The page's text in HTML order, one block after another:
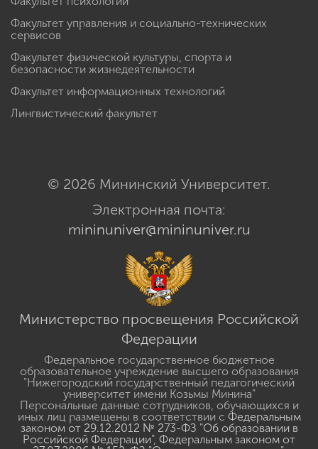
Факультет управления и социально-технических
сервисов
Факультет физической культуры, спорта и
безопасности жизнедеятельности
Факультет информационных технологий
Лингвистический факультет
© 2026 Мининский Университет.
Электронная почта:
mininuniver@mininuniver.ru
Министерство просвещения Российской
Федерации
Федеральное государственное бюджетное
образовательное учреждение высшего образования
"Нижегородский государственный педагогический
университет имени Козьмы Минина"
Персональные данные сотрудников, обучающихся и
иных лиц размещены в соответствии с Федеральным
законом от 29.12.2012 № 273-ФЗ "Об образовании в
Российской Федерации", Федеральным законом от